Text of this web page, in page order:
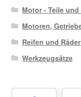
Motor - Teile
Motoren,
Reifen und Räder
Werkzeugsätze